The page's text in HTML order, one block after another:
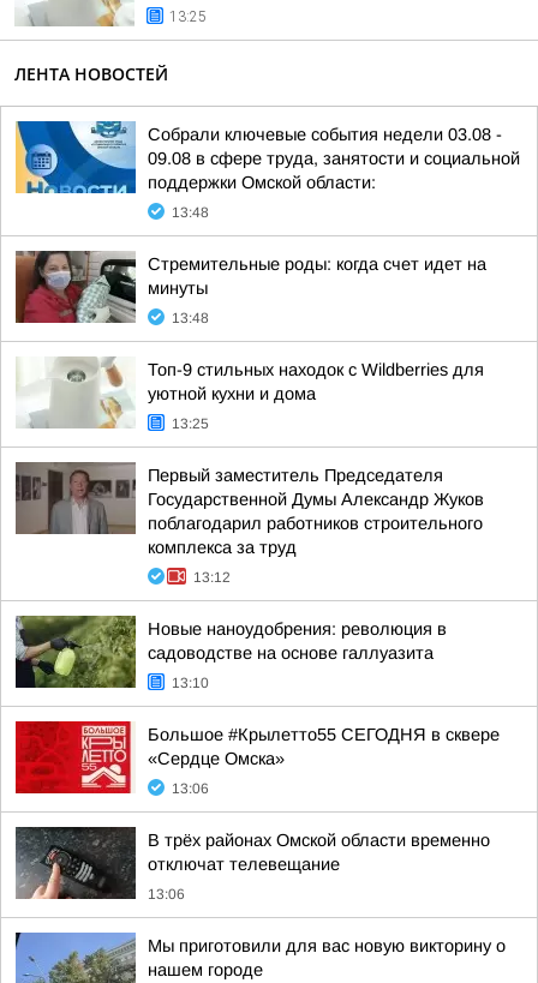
13:25
ЛЕНТА НОВОСТЕЙ
Собрали ключевые события недели 03.08 -
09.08 в сфере труда, занятости и социальной
поддержки Омской области:
13:48
Стремительные роды: когда счет идет на
минуты
13:48
Топ-9 стильных находок с Wildberries для
уютной кухни и дома
13:25
Первый заместитель Председателя
Государственной Думы Александр Жуков
поблагодарил работников строительного
комплекса за труд
13:12
Новые наноудобрения: революция в
садоводстве на основе галлуазита
13:10
Большое #Крылетто55 СЕГОДНЯ в сквере
«Сердце Омска»
13:06
В трёх районах Омской области временно
отключат телевещание
13:06
Мы приготовили для вас новую викторину о
нашем городе